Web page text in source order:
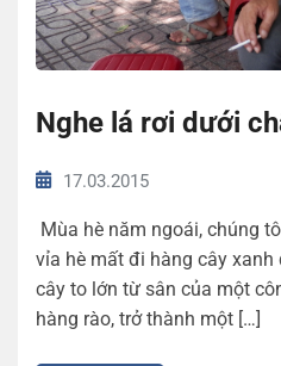
Nghe lá rơi dưới
17.03.2015
Mùa hè năm ngoái, chúng
vỉa hè mất đi hàng cây xanh
cây to lớn từ sân của một
hàng rào, trở thành một […]